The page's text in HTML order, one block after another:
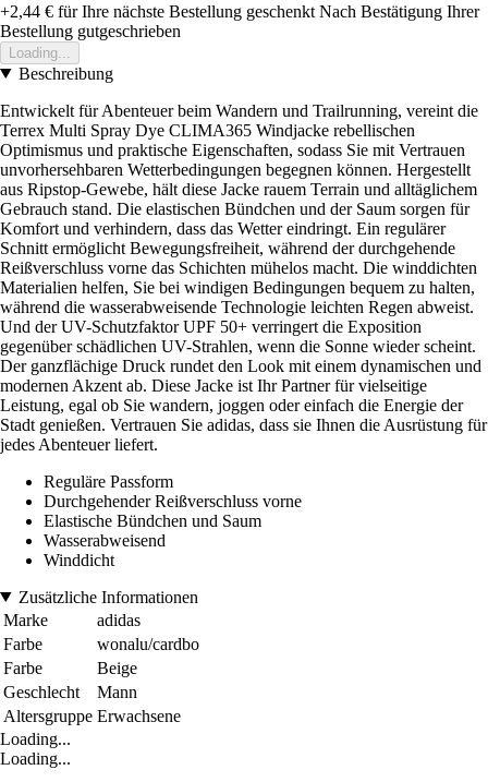
+2,44 € für Ihre nächste Bestellung geschenkt Nach Bestätigung Ihrer
Bestellung gutgeschrieben
Loading...
Beschreibung
Entwickelt für Abenteuer beim Wandern und Trailrunning, vereint die
Terrex Multi Spray Dye CLIMA365 Windjacke rebellischen
Optimismus und praktische Eigenschaften, sodass Sie mit Vertrauen
unvorhersehbaren Wetterbedingungen begegnen können. Hergestellt
aus Ripstop-Gewebe, hält diese Jacke rauem Terrain und alltäglichem
Gebrauch stand. Die elastischen Bündchen und der Saum sorgen für
Komfort und verhindern, dass das Wetter eindringt. Ein regulärer
Schnitt ermöglicht Bewegungsfreiheit, während der durchgehende
Reißverschluss vorne das Schichten mühelos macht. Die winddichten
Materialien helfen, Sie bei windigen Bedingungen bequem zu halten,
während die wasserabweisende Technologie leichten Regen abweist.
Und der UV-Schutzfaktor UPF 50+ verringert die Exposition
gegenüber schädlichen UV-Strahlen, wenn die Sonne wieder scheint.
Der ganzflächige Druck rundet den Look mit einem dynamischen und
modernen Akzent ab. Diese Jacke ist Ihr Partner für vielseitige
Leistung, egal ob Sie wandern, joggen oder einfach die Energie der
Stadt genießen. Vertrauen Sie adidas, dass sie Ihnen die Ausrüstung für
jedes Abenteuer liefert.
Reguläre Passform
Durchgehender Reißverschluss vorne
Elastische Bündchen und Saum
Wasserabweisend
Winddicht
Zusätzliche Informationen
Marke
adidas
Farbe
wonalu/cardbo
Farbe
Beige
Geschlecht
Mann
Altersgruppe Erwachsene
Loading...
Loading...